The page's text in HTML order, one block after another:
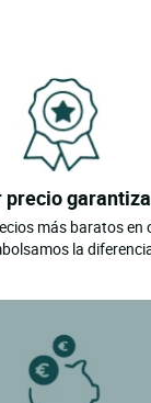
precio
más baratos en
la